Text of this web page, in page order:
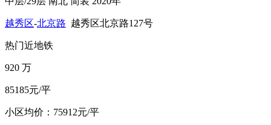
越秀区-北京路 越秀区北京路127号
热门近地铁
920 万
85185元/平
小区均价：75912元/平